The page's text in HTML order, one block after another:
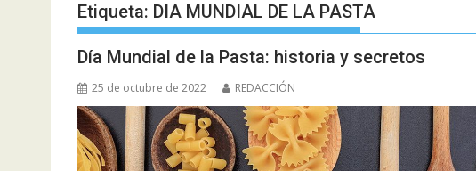
Etiqueta: DIA MUNDIAL DE LA PASTA
Día Mundial de la Pasta: historia y secretos
25 de octubre de 2022 REDACCIÓN